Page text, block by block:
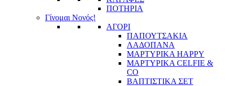
ΠΟΤΗΡΙΑ
Γίνομαι Νονός!
ΑΓΟΡΙ
ΠΑΠΟΥΤΣΑΚΙΑ
ΛΑΔΟΠΑΝΑ
ΜΑΡΤΥΡΙΚΑ HAPPY
ΜΑΡΤΥΡΙΚΑ CELFIE &
CO
ΒΑΠΤΙΣΤΙΚΑ ΣΕΤ